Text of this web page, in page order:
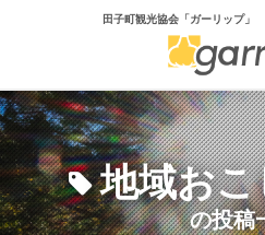
田子町観光協会「ガーリップ」
地域お
の投稿